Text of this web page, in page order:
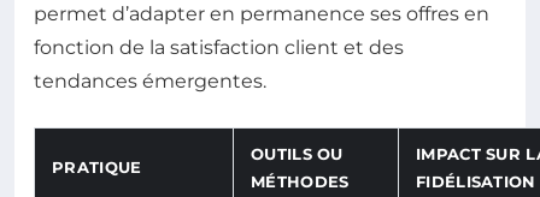
permet d’adapter en permanence ses offres en
fonction de la satisfaction client et des
tendances émergentes.
PRATIQUE
OUTILS OU
MÉTHODES
IMPACT SUR
FIDÉLISATION